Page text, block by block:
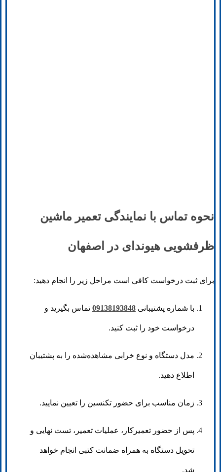
نحوه تماس با نمایندگی تعمیر ماشین
ظرفشویی هیوندای در اصفهان
برای ثبت درخواست کافی است مراحل زیر را انجام دهید:
با شماره پشتیبانی 09138193848 تماس بگیرید و
درخواست خود را ثبت کنید.
مدل دستگاه و نوع خرابی مشاهده‌شده را به پشتیبان
اطلاع دهید.
زمان مناسب برای حضور تکنسین را تعیین نمایید.
پس از حضور تعمیرکار، عملیات تعمیر، تست نهایی و
تحویل دستگاه به همراه ضمانت کتبی انجام خواهد
شد.